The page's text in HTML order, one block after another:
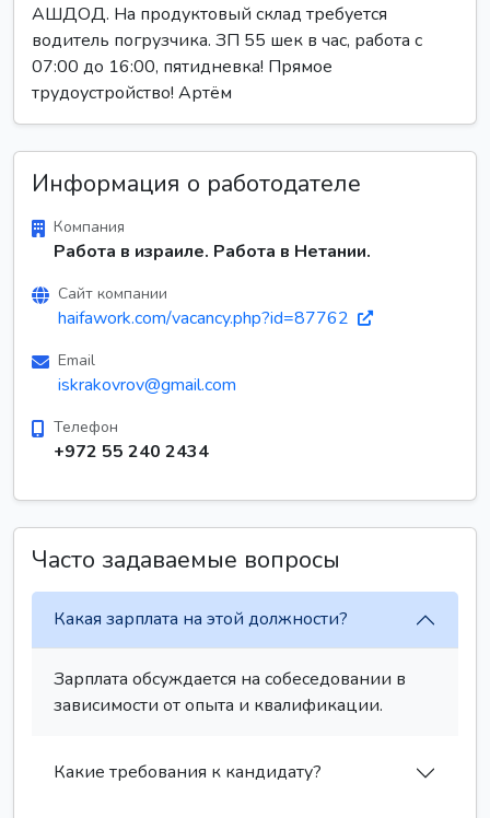
АШДОД. На продуктовый склад требуется
водитель погрузчика. ЗП 55 шек в час, работа с
07:00 до 16:00, пятидневка! Прямое
трудоустройство! Артём
Информация о работодателе
Компания
Работа в израиле. Работа в Нетании.
Сайт компании
haifawork.com/vacancy.php?id=87762
Email
iskrakovrov@gmail.com
Телефон
+972 55 240 2434
Часто задаваемые вопросы
Какая зарплата на этой должности?
Зарплата обсуждается на собеседовании в
зависимости от опыта и квалификации.
Какие требования к кандидату?